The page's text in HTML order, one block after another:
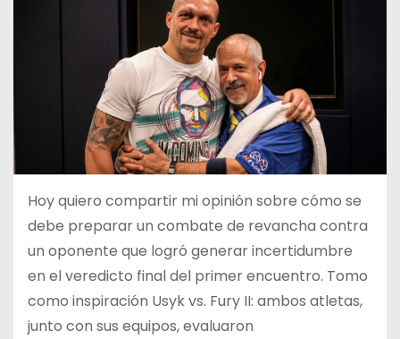
Hoy quiero compartir mi opinión sobre cómo se
debe preparar un combate de revancha contra
un oponente que logró generar incertidumbre
en el veredicto final del primer encuentro. Tomo
como inspiración Usyk vs. Fury II: ambos atletas,
junto con sus equipos, evaluaron